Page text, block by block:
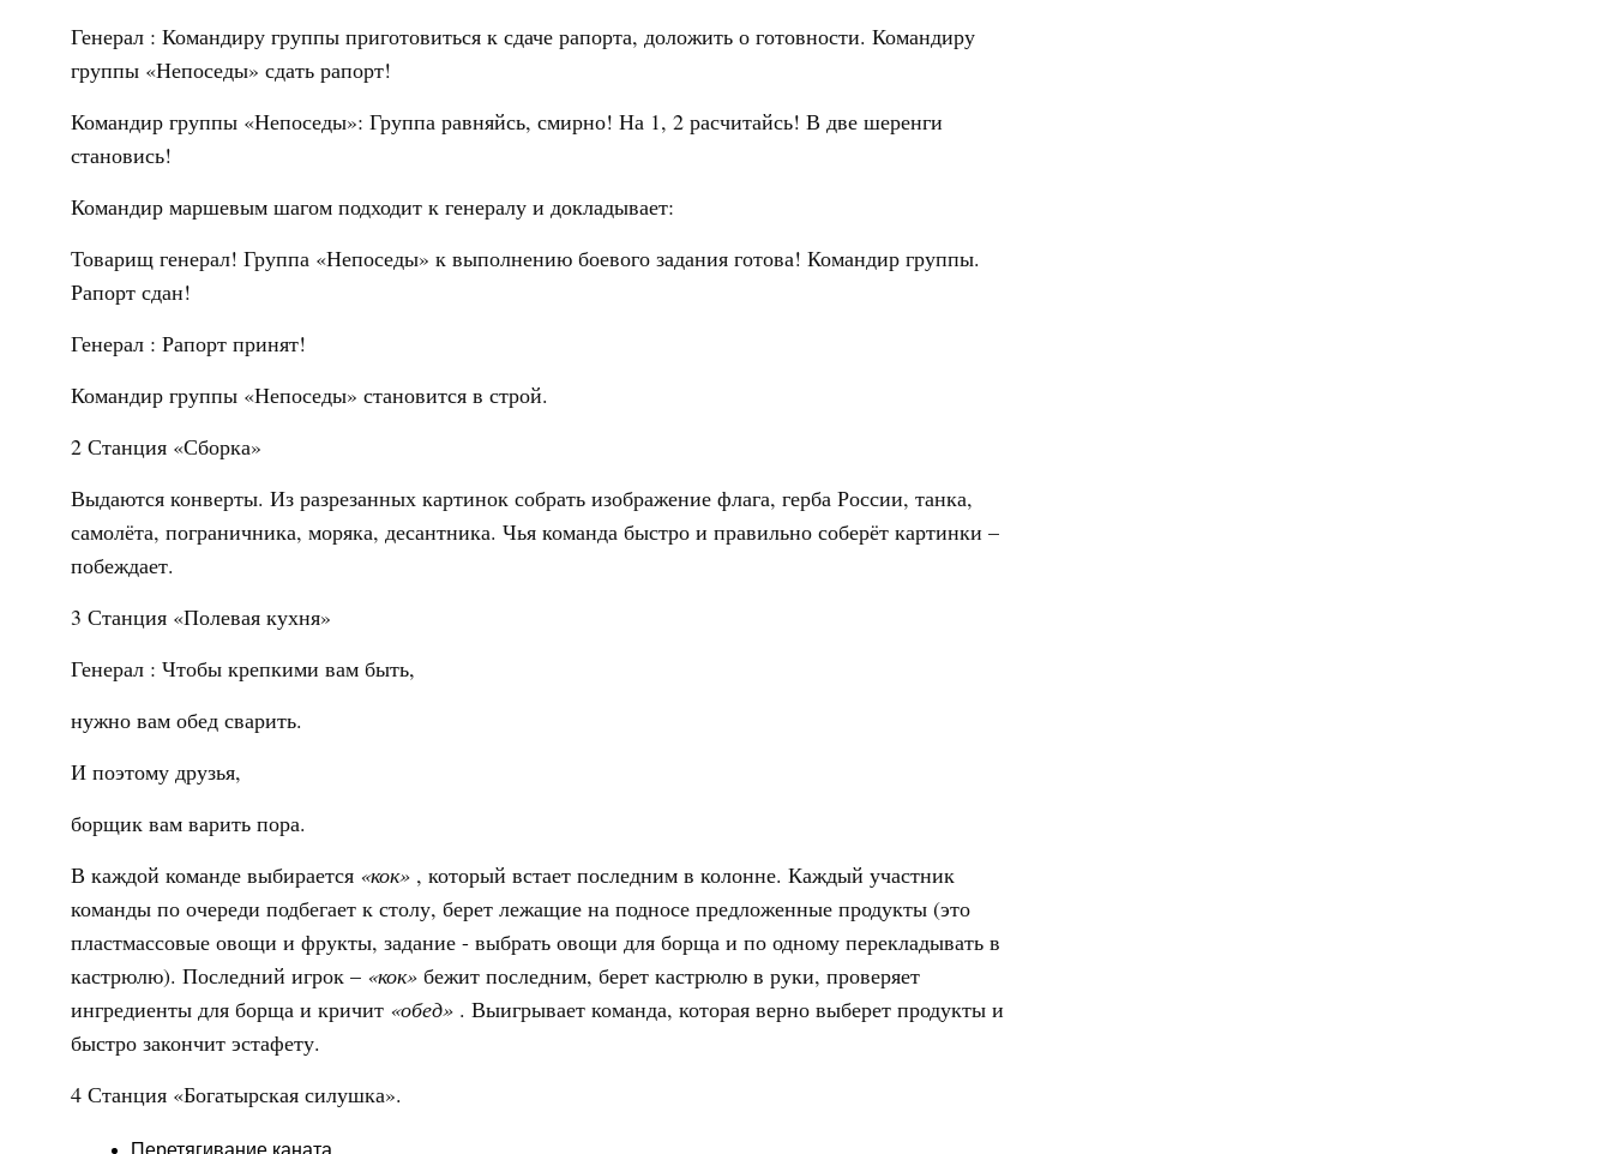
Генерал : Командиру группы приготовиться к сдаче рапорта, доложить о готовности. Командиру
группы «Непоседы» сдать рапорт!
Командир группы «Непоседы»: Группа равняйсь, смирно! На 1, 2 расчитайсь! В две шеренги
становись!
Командир маршевым шагом подходит к генералу и докладывает:
Товарищ генерал! Группа «Непоседы» к выполнению боевого задания готова! Командир группы.
Рапорт сдан!
Генерал : Рапорт принят!
Командир группы «Непоседы» становится в строй.
2 Станция «Сборка»
Выдаются конверты. Из разрезанных картинок собрать изображение флага, герба России, танка,
самолёта, пограничника, моряка, десантника. Чья команда быстро и правильно соберёт картинки –
побеждает.
3 Станция «Полевая кухня»
Генерал : Чтобы крепкими вам быть,
нужно вам обед сварить.
И поэтому друзья,
борщик вам варить пора.
В каждой команде выбирается «кок» , который встает последним в колонне. Каждый участник
команды по очереди подбегает к столу, берет лежащие на подносе предложенные продукты (это
пластмассовые овощи и фрукты, задание - выбрать овощи для борща и по одному перекладывать в
кастрюлю). Последний игрок – «кок» бежит последним, берет кастрюлю в руки, проверяет
ингредиенты для борща и кричит «обед» . Выигрывает команда, которая верно выберет продукты и
быстро закончит эстафету.
4 Станция «Богатырская силушка».
Перетягивание каната.